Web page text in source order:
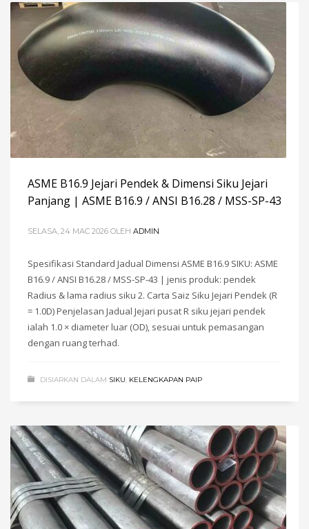
ASME B16.9 Jejari Pendek & Dimensi Siku Jejari
Panjang | ASME B16.9 / ANSI B16.28 / MSS-SP-43
SELASA, 24 MAC 2026 OLEH ADMIN
Spesifikasi Standard Jadual Dimensi ASME B16.9 SIKU: ASME
B16.9 / ANSI B16.28 / MSS-SP-43 | jenis produk: pendek
Radius & lama radius siku 2. Carta Saiz Siku Jejari Pendek (R
= 1.0D) Penjelasan Jadual Jejari pusat R siku jejari pendek
ialah 1.0 × diameter luar (OD), sesuai untuk pemasangan
dengan ruang terhad.
DISIARKAN DALAM SIKU, KELENGKAPAN PAIP